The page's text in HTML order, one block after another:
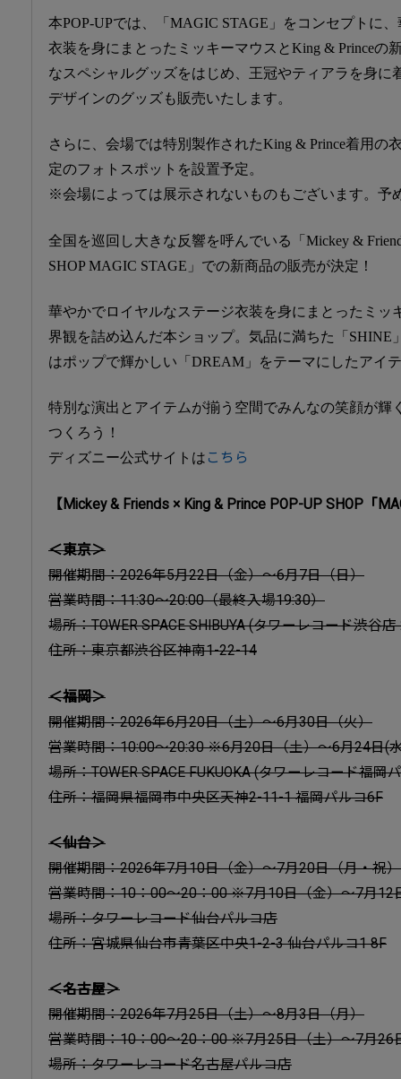
本POP-UPでは、「MAGIC STAGE」をコンセプトに
衣装を身にまとったミッキーマウスとKing & Princeの
なスペシャルグッズをはじめ、王冠やティアラを身に
デザインのグッズも販売いたします。
さらに、会場では特別製作されたKing & Prince着用の
定のフォトスポットを設置予定。
※会場によっては展示されないものもございます。予
全国を巡回し大きな反響を呼んでいる「Mickey &
SHOP MAGIC STAGE」での新商品の販売が決定！
華やかでロイヤルなステージ衣装を身にまとったミッ
界観を詰め込んだ本ショップ。気品に満ちた「SHINE
はポップで輝かしい「DREAM」をテーマにしたアイ
特別な演出とアイテムが揃う空間でみんなの笑顔が輝
つくろう！
ディズニー公式サイトは こちら
【Mickey & Friends × King & Prince POP-UP SHOP「
＜東京＞
開催期間：2026年5月22日（金）～6月7日（日）
営業時間：11:30～20:00（最終入場19:30）
場所：TOWER SPACE SHIBUYA (タワーレコード渋谷店
住所：東京都渋谷区神南1-22-14
＜福岡＞
開催期間：2026年6月20日（土）～6月30日（火）
営業時間：10:00～20:30 ※6月20日（土）～6月24日(
場所：TOWER SPACE FUKUOKA (タワーレコード福岡
住所：福岡県福岡市中央区天神2-11-1 福岡パルコ6F
＜仙台＞
開催期間：2026年7月10日（金）～7月20日（月・祝）
営業時間：10：00～20：00 ※7月10日（金）～7月12
場所：タワーレコード仙台パルコ店
住所：宮城県仙台市青葉区中央1-2-3 仙台パルコ1 8F
＜名古屋＞
開催期間：2026年7月25日（土）～8月3日（月）
営業時間：10：00～20：00 ※7月25日（土）～7月26
場所：タワーレコード名古屋パルコ店